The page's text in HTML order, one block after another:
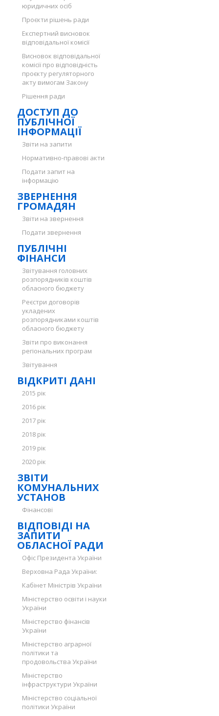
юридичних осіб
Проєкти рішень ради
Експертний висновок
відповідальної комісії
Висновок відповідальної
комісії про відповідність
проєкту регуляторного
акту вимогам Закону
Рішення ради
ДОСТУП ДО
ПУБЛІЧНОЇ
ІНФОРМАЦІЇ
Звіти на запити
Нормативно-правові акти
Подати запит на
інформацію
ЗВЕРНЕННЯ
ГРОМАДЯН
Звіти на звернення
Подати звернення
ПУБЛІЧНІ
ФІНАНСИ
Звітування головних
розпорядників коштів
обласного бюджету
Реєстри договорів
укладених
розпорядниками коштів
обласного бюджету
Звіти про виконання
регіональних програм
Звітування
ВІДКРИТІ ДАНІ
2015 рік
2016 рік
2017 рік
2018 рік
2019 рік
2020 рік
ЗВІТИ
КОМУНАЛЬНИХ
УСТАНОВ
Фінансові
ВІДПОВІДІ НА
ЗАПИТИ
ОБЛАСНОЇ РАДИ
Офіс Президента України
Верховна Рада України:
Кабінет Міністрів України
Міністерство освіти і науки
України
Міністерство фінансів
України
Міністерство аграрної
політики та
продовольства України
Міністерство
інфраструктури України
Міністерство соціальної
політики України